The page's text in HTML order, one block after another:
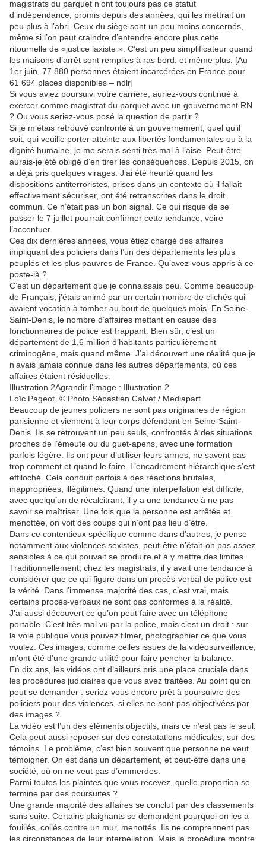
magistrats du parquet n’ont toujours pas ce statut
d’indépendance, promis depuis des années, qui les mettrait un
peu plus à l’abri. Ceux du siège sont un peu moins concernés,
même si l’on peut craindre d’entendre encore plus cette
ritournelle de «justice laxiste ». C’est un peu simplificateur quand
les maisons d’arrêt sont remplies à ras bord, et même plus. [Au
1er juin, 77 880 personnes étaient incarcérées en France pour
61 694 places disponibles – ndlr]
Si vous aviez poursuivi votre carrière, auriez-vous continué à
exercer comme magistrat du parquet avec un gouvernement RN
? Ou vous seriez-vous posé la question de partir ?
Si je m’étais retrouvé confronté à un gouvernement, quel qu’il
soit, qui veuille porter atteinte aux libertés fondamentales ou à la
dignité humaine, je me serais senti très mal à l’aise. Peut-être
aurais-je été obligé d’en tirer les conséquences. Depuis 2015, on
a déjà pris quelques virages. J’ai été heurté quand les
dispositions antiterroristes, prises dans un contexte où il fallait
effectivement sécuriser, ont été retranscrites dans le droit
commun. Ce n’était pas un bon signal. Ce qui risque de se
passer le 7 juillet pourrait confirmer cette tendance, voire
l’accentuer.
Ces dix dernières années, vous étiez chargé des affaires
impliquant des policiers dans l’un des départements les plus
peuplés et les plus pauvres de France. Qu’avez-vous appris à ce
poste-là ?
C’est un département que je connaissais peu. Comme beaucoup
de Français, j’étais animé par un certain nombre de clichés qui
avaient vocation à tomber au bout de quelques mois. En Seine-
Saint-Denis, le nombre d’affaires mettant en cause des
fonctionnaires de police est frappant. Bien sûr, c’est un
département de 1,6 million d’habitants particulièrement
criminogène, mais quand même. J’ai découvert une réalité que je
n’avais jamais connue dans les autres départements, où ces
affaires étaient résiduelles.
Illustration 2Agrandir l’image : Illustration 2
Loïc Pageot. © Photo Sébastien Calvet / Mediapart
Beaucoup de jeunes policiers ne sont pas originaires de région
parisienne et viennent à leur corps défendant en Seine-Saint-
Denis. Ils se retrouvent un peu seuls, confrontés à des situations
proches de l’émeute ou du guet-apens, avec une formation
parfois légère. Ils ont peur d’utiliser leurs armes, ne savent pas
trop comment et quand le faire. L’encadrement hiérarchique s’est
effiloché. Cela conduit parfois à des réactions brutales,
inappropriées, illégitimes. Quand une interpellation est difficile,
avec quelqu’un de récalcitrant, il y a une tendance à ne pas
savoir se maîtriser. Une fois que la personne est arrêtée et
menottée, on voit des coups qui n’ont pas lieu d’être.
Dans ce contentieux spécifique comme dans d’autres, je pense
notamment aux violences sexistes, peut-être n’était-on pas assez
sensibles à ce qui pouvait se produire et à y mettre des limites.
Traditionnellement, chez les magistrats, il y avait une tendance à
considérer que ce qui figure dans un procès-verbal de police est
la vérité. Dans l’immense majorité des cas, c’est vrai, mais
certains procès-verbaux ne sont pas conformes à la réalité.
J’ai aussi découvert ce qu’on peut faire avec un téléphone
portable. C’est très mal vu par la police, mais c’est un droit : sur
la voie publique vous pouvez filmer, photographier ce que vous
voulez. Ces images, comme celles issues de la vidéosurveillance,
m’ont été d’une grande utilité pour faire pencher la balance.
En dix ans, les vidéos ont d’ailleurs pris une place cruciale dans
les procédures judiciaires que vous avez traitées. Au point qu’on
peut se demander : seriez-vous encore prêt à poursuivre des
policiers pour des violences, si elles ne sont pas objectivées par
des images ?
La vidéo est l’un des éléments objectifs, mais ce n’est pas le seul.
Cela peut aussi reposer sur des constatations médicales, sur des
témoins. Le problème, c’est bien souvent que personne ne veut
témoigner. On est dans un département, et peut-être dans une
société, où on ne veut pas d’emmerdes.
Parmi toutes les plaintes que vous recevez, quelle proportion se
termine par des poursuites ?
Une grande majorité des affaires se conclut par des classements
sans suite. Certains plaignants se demandent pourquoi on les a
fouillés, collés contre un mur, menottés. Ils ne comprennent pas
les circonstances de leur interpellation. Mais la procédure montre